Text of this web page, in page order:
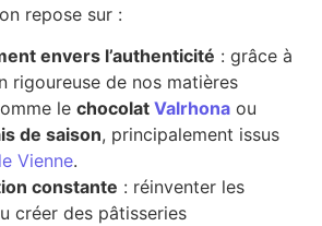
repose sur :
envers l’authenticité : grâce à
rigoureuse de nos matières
le chocolat Valrhona ou
de saison, principalement issus
Vienne.
constante : réinventer les
créer des pâtisseries